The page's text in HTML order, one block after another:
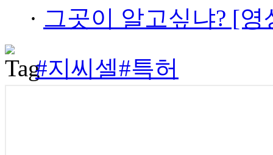
· 그곳이 알고싶냐? [
#지씨셀#특허